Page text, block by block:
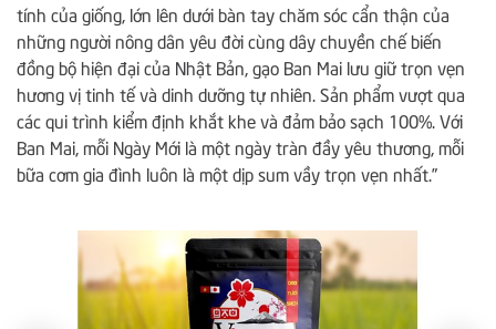
tính của giống, lớn lên dưới bàn tay chăm sóc cẩn thận của
những người nông dân yêu đời cùng dây chuyền chế biến
đồng bộ hiện đại của Nhật Bản, gạo Ban Mai lưu giữ trọn vẹn
hương vị tinh tế và dinh dưỡng tự nhiên. Sản phẩm vượt qua
các qui trình kiểm định khắt khe và đảm bảo sạch 100%. Với
Ban Mai, mỗi Ngày Mới là một ngày tràn đầy yêu thương, mỗi
bữa cơm gia đình luôn là một dịp sum vầy trọn vẹn nhất.”